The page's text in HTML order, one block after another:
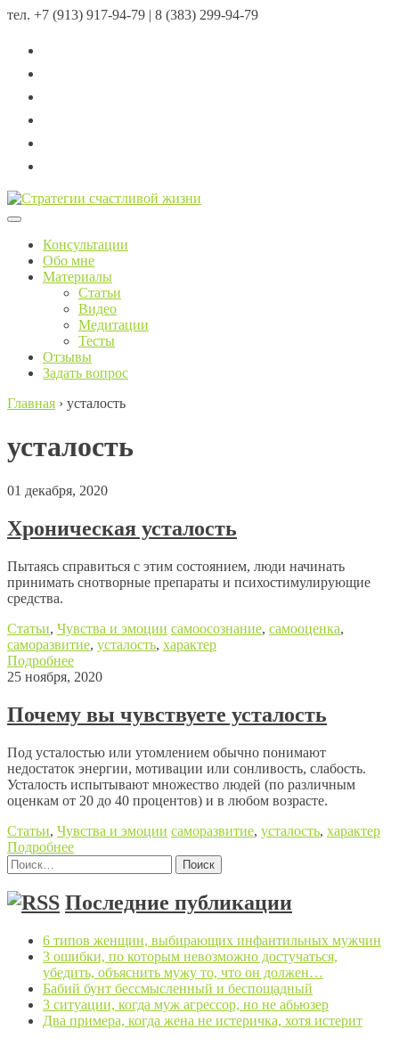
тел. +7 (913) 917-94-79 | 8 (383) 299-94-79
Menu
Консультации
Обо мне
Материалы
Статьи
Видео
Медитации
Тесты
Отзывы
Задать вопрос
Главная › усталость
усталость
01 декабря, 2020
Хроническая усталость
Пытаясь справиться с этим состоянием, люди начинать
принимать снотворные препараты и психостимулирующие
средства.
Статьи, Чувства и эмоции самоосознание, самооценка,
саморазвитие, усталость, характер
Подробнее
25 ноября, 2020
Почему вы чувствуете усталость
Под усталостью или утомлением обычно понимают
недостаток энергии, мотивации или сонливость, слабость.
Усталость испытывают множество людей (по различным
оценкам от 20 до 40 процентов) и в любом возрасте.
Статьи, Чувства и эмоции саморазвитие, усталость, характер
Подробнее
Найти:
Последние публикации
6 типов женщин, выбирающих инфантильных мужчин
3 ошибки, по которым невозможно достучаться,
убедить, объяснить мужу то, что он должен…
Бабий бунт бессмысленный и беспощадный
3 ситуации, когда муж агрессор, но не абьюзер
Два примера, когда жена не истеричка, хотя истерит